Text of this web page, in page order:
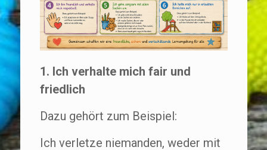
1. Ich verhalte mich fair und
friedlich
Dazu gehört zum Beispiel:
Ich verletze niemanden, weder mit